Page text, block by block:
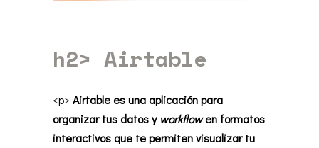
h2> Airtable
<p>Airtable es una aplicación para
organizar tus datos y workflowen formatos
interactivos que te permiten visualizar tu